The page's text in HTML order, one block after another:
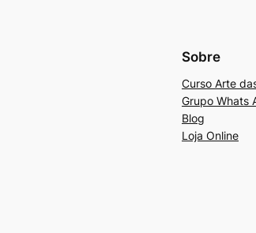
Sobre
Curso Arte
Grupo Whats
Blog
Loja Online